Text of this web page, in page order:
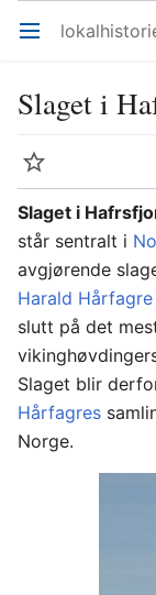
Åpne hovedmenyen
Slaget i
Overvåk
Slaget i
står sentralt i
avgjørende
Harald Hårfagre
slutt på det
Slaget blir
Hårfagres
Norge.